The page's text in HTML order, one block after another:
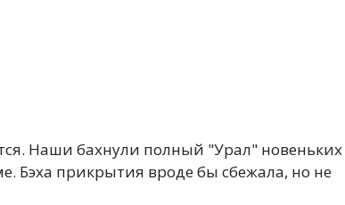
Наши бахнули полный "Урал" новеньких
Бэха прикрытия вроде бы сбежала, но не